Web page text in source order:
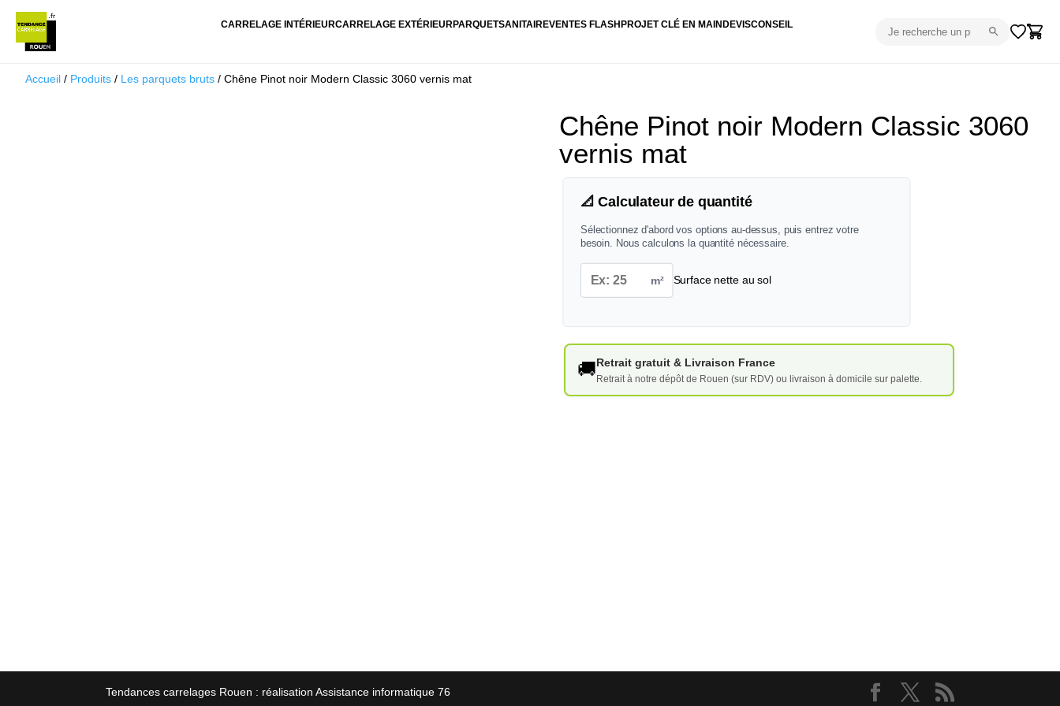
CARRELAGE INTÉRIEURCARRELAGE EXTÉRIEURPARQUETSANITAIREVENTES FLASH PROJET CLÉ EN MAIN DEVISCONSEIL
Accueil / Produits / Les parquets bruts / Chêne Pinot noir Modern Classic 3060 vernis mat
Chêne Pinot noir Modern Classic 3060
vernis mat
📐 Calculateur de quantité
Sélectionnez d'abord vos options au-dessus, puis entrez votre
besoin. Nous calculons la quantité nécessaire.
m² Surface nette au sol
🚚Retrait gratuit & Livraison France
Retrait à notre dépôt de Rouen (sur RDV) ou livraison à domicile sur palette.
Tendances carrelages Rouen : réalisation Assistance informatique 76